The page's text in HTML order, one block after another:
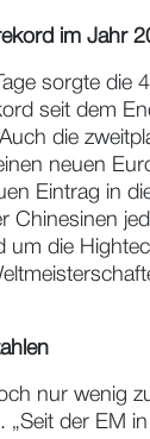
im Jahr
sorgte die
seit dem
die
neuen
Eintrag in
Chinesinen
die
nur wenig
der EM